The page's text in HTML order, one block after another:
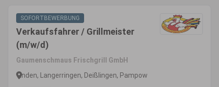
SOFORTBEWERBUNG
Verkaufsfahrer / Grillmeister
(m/w/d)
Gaumenschmaus Frischgrill GmbH
Inden, Langerringen, Deißlingen, Pampow